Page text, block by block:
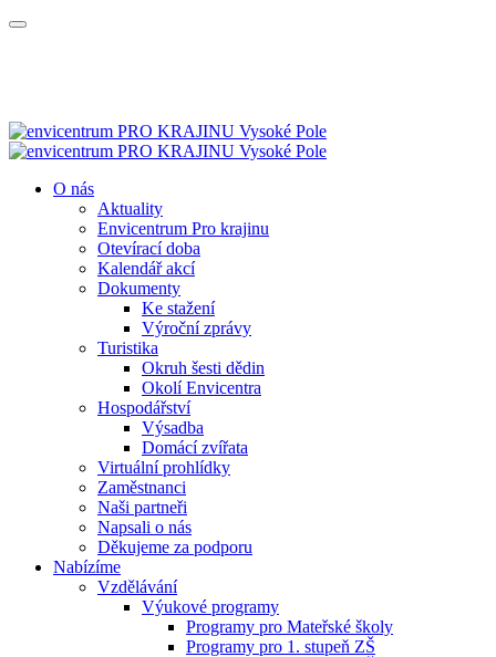
O nás
Aktuality
Envicentrum Pro krajinu
Otevírací doba
Kalendář akcí
Dokumenty
Ke stažení
Výroční zprávy
Turistika
Okruh šesti dědin
Okolí Envicentra
Hospodářství
Výsadba
Domácí zvířata
Virtuální prohlídky
Zaměstnanci
Naši partneři
Napsali o nás
Děkujeme za podporu
Nabízíme
Vzdělávání
Výukové programy
Programy pro Mateřské školy
Programy pro 1. stupeň ZŠ